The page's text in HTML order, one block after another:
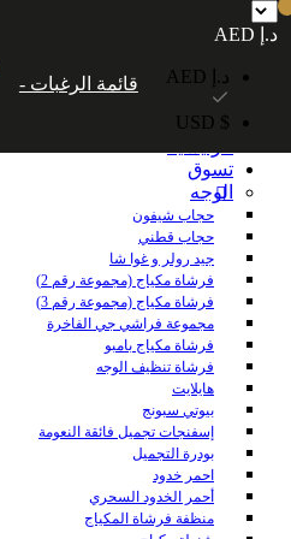
درهمًا إماراتيًا. شحن مجاني عالميًا للطلبات التي تزيد
تسوق
الوجه
حجاب شيفون
حجاب قطني
جيد رولر و غوا شا
فرشاة مكياج (مجموعة رقم 2)
فرشاة مكياج (مجموعة رقم 3)
مجموعة فراشي جي الفاخرة
فرشاة مكياج بامبو
فرشاة تنظيف الوجه
هايلايت
بيوتي سبونج
إسفنجات تجميل فائقة النعومة
بودرة التجميل
احمر خدود
أحمر الخدود السحري
منظفة فرشاة المكياج
د.إ AED
د.إ AED
$ USD
قائمة الرغبات -